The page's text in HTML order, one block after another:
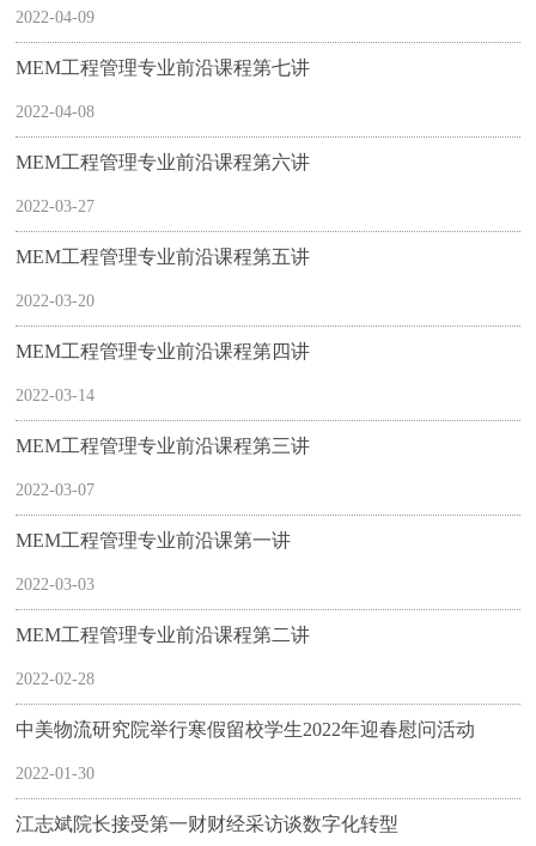
2022-04-09
MEM工程管理专业前沿课程第七讲
2022-04-08
MEM工程管理专业前沿课程第六讲
2022-03-27
MEM工程管理专业前沿课程第五讲
2022-03-20
MEM工程管理专业前沿课程第四讲
2022-03-14
MEM工程管理专业前沿课程第三讲
2022-03-07
MEM工程管理专业前沿课第一讲
2022-03-03
MEM工程管理专业前沿课程第二讲
2022-02-28
中美物流研究院举行寒假留校学生2022年迎春慰问活动
2022-01-30
江志斌院长接受第一财财经采访谈数字化转型